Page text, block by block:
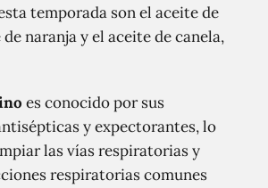
temporada son el aceite de
naranja y el aceite de canela,
es conocido por sus
y expectorantes, lo
las vías respiratorias y
respiratorias comunes